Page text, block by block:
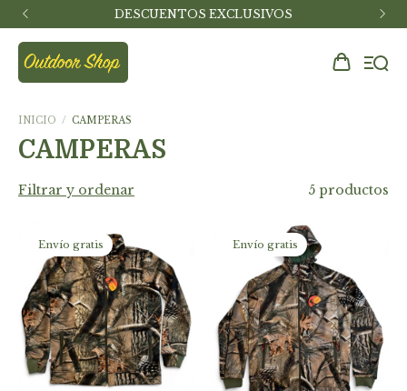
DESCUENTOS EXCLUSIVOS
INICIO / CAMPERAS
CAMPERAS
Filtrar y ordenar 5 productos
Envío gratis Envío gratis